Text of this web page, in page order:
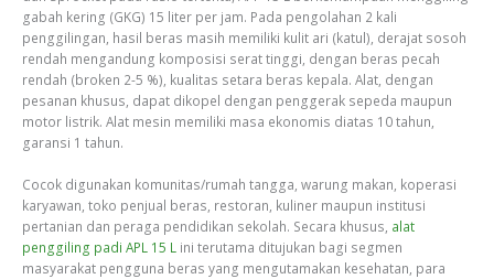
gabah kering (GKG) 15 liter per jam. Pada pengolahan 2 kali
penggilingan, hasil beras masih memiliki kulit ari (katul), derajat sosoh
rendah mengandung komposisi serat tinggi, dengan beras pecah
rendah (broken 2-5 %), kualitas setara beras kepala. Alat, dengan
pesanan khusus, dapat dikopel dengan penggerak sepeda maupun
motor listrik. Alat mesin memiliki masa ekonomis diatas 10 tahun,
garansi 1 tahun.
Cocok digunakan komunitas/rumah tangga, warung makan, koperasi
karyawan, toko penjual beras, restoran, kuliner maupun institusi
pertanian dan peraga pendidikan sekolah. Secara khusus, alat
penggiling padi APL 15 L ini terutama ditujukan bagi segmen
masyarakat pengguna beras yang mengutamakan kesehatan, para